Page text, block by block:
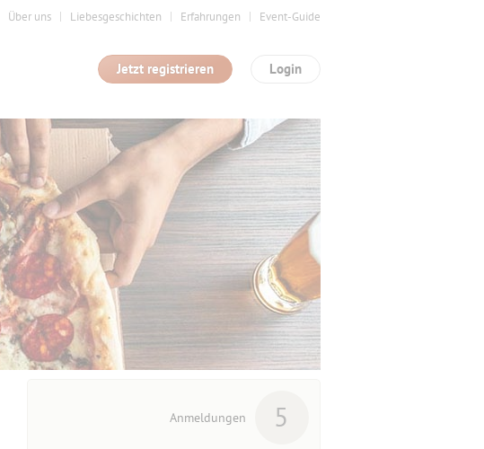
Über uns Liebesgeschichten Erfahrungen Event-Guide
Login
Jetzt registrieren
Anmeldungen 5